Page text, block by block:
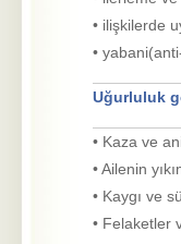
• ilişkilerde
•
Uğurluluk
• Kaza ve
• Ailenin
• Kaygı ve
• Felaketler